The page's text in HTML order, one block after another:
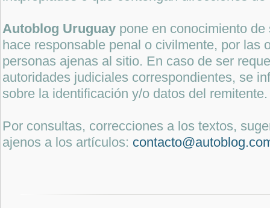
Autoblog Uruguay pone en conocimiento
hace responsable penal o civilmente, por las
personas ajenas al sitio. En caso de ser
autoridades judiciales correspondientes, se
sobre la identificación y/o datos del remitente.
Por consultas, correcciones a los textos,
ajenos a los artículos: